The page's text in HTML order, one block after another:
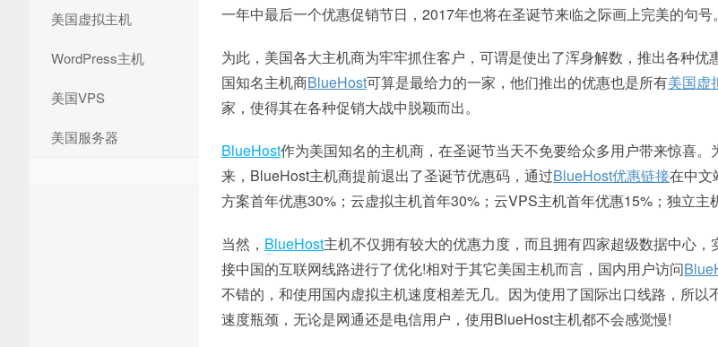
美国虚拟主机
WordPress主机
美国VPS
美国服务器
一年中最后一个优惠促销节日，2017年也将在圣诞节来临之际画上完美的句号。
为此，美国各大主机商为牢牢抓住客户，可谓是使出了浑身解数，推出各种优
国知名主机商BlueHost可算是最给力的一家，他们推出的优惠也是所有美国虚
家，使得其在各种促销大战中脱颖而出。
BlueHost作为美国知名的主机商，在圣诞节当天不免要给众多用户带来惊喜。
来，BlueHost主机商提前退出了圣诞节优惠码，通过BlueHost优惠链接在中文
方案首年优惠30%；云虚拟主机首年30%；云VPS主机首年优惠15%；独立主
当然， BlueHost主机不仅拥有较大的优惠力度，而且拥有四家超级数据中心，
接中国的互联网线路进行了优化!相对于其它美国主机而言，国内用户访问
不错的，和使用国内虚拟主机速度相差无几。因为使用了国际出口线路，所以
速度瓶颈，无论是网通还是电信用户，使用BlueHost主机都不会感觉慢!